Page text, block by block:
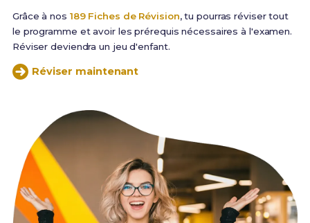
Grâce à nos 189 Fiches de Révision, tu pourras réviser tout
le programme et avoir les prérequis nécessaires à l'examen.
Réviser deviendra un jeu d'enfant.
Réviser maintenant